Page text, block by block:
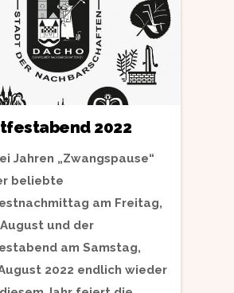
2022
Jahren „Zwangspause“
beliebte
am Freitag,
und der
am Samstag,
2022 endlich wieder